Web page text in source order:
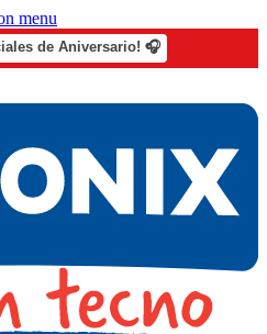
menu
de Aniversario! 🎧